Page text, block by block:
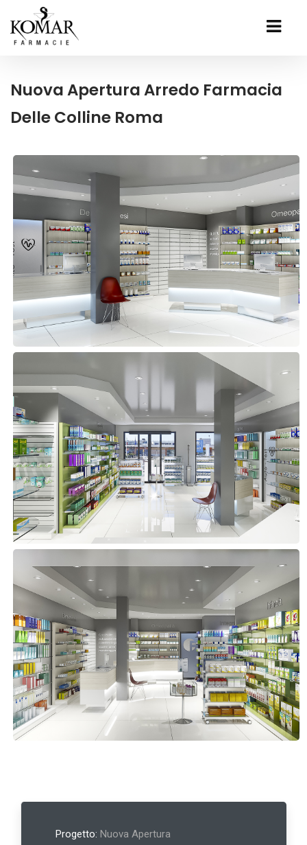
Nuova Apertura Arredo Farmacia
Delle Colline Roma
Progetto: Nuova Apertura